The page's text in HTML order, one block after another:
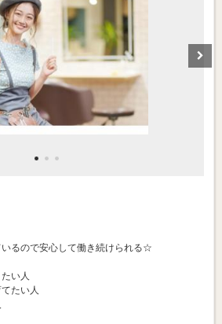
るので安心して働き続けられる☆
い人
たい人